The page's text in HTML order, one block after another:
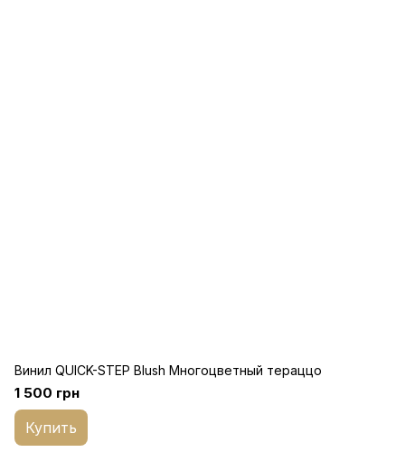
Винил QUICK-STEP Blush Многоцветный тераццо
1 500 грн
Купить